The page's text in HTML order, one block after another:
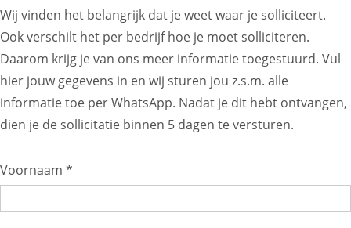
Wij vinden het belangrijk dat je weet waar je solliciteert.
Ook verschilt het per bedrijf hoe je moet solliciteren.
Daarom krijg je van ons meer informatie toegestuurd. Vul
hier jouw gegevens in en wij sturen jou z.s.m. alle
informatie toe per WhatsApp. Nadat je dit hebt ontvangen,
dien je de sollicitatie binnen 5 dagen te versturen.
Voornaam *